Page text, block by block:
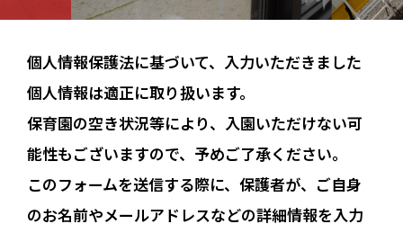
個人情報保護法に基づいて、入力いただきました
個人情報は適正に取り扱います。
保育園の空き状況等により、入園いただけない可
能性もございますので、予めご了承ください。
このフォームを送信する際に、保護者が、ご自身
のお名前やメールアドレスなどの詳細情報を入力